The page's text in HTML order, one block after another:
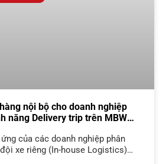
nội bộ cho doanh nghiệp
năng Delivery trip trên MBW
của các doanh nghiệp phân
xe riêng (In-house Logistics)